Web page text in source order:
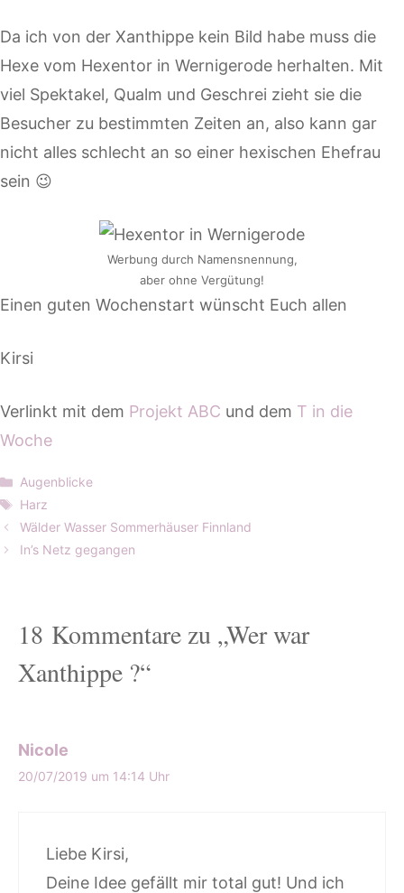
Da ich von der Xanthippe kein Bild habe muss die
Hexe vom Hexentor in Wernigerode herhalten. Mit
viel Spektakel, Qualm und Geschrei zieht sie die
Besucher zu bestimmten Zeiten an, also kann gar
nicht alles schlecht an so einer hexischen Ehefrau
sein 😉
Werbung durch Namensnennung,
aber ohne Vergütung!
Einen guten Wochenstart wünscht Euch allen
Kirsi
Verlinkt mit dem Projekt ABC und dem T in die
Woche
Kategorien
Augenblicke
Schlagwörter
Harz
Wälder Wasser Sommerhäuser Finnland
In’s Netz gegangen
18 Kommentare zu „Wer war
Xanthippe ?“
Nicole
20/07/2019 um 14:14 Uhr
Liebe Kirsi,
Deine Idee gefällt mir total gut! Und ich